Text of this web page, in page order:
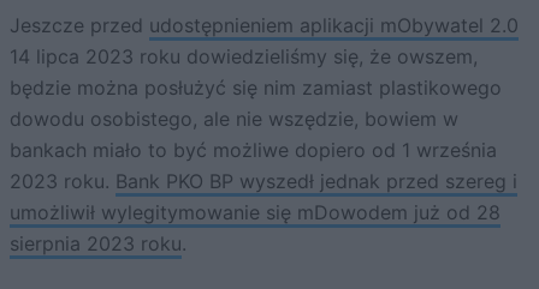
Jeszcze przed udostępnieniem aplikacji mObywatel 2.0
14 lipca 2023 roku dowiedzieliśmy się, że owszem,
będzie można posłużyć się nim zamiast plastikowego
dowodu osobistego, ale nie wszędzie, bowiem w
bankach miało to być możliwe dopiero od 1 września
2023 roku. Bank PKO BP wyszedł jednak przed szereg i
umożliwił wylegitymowanie się mDowodem już od 28
sierpnia 2023 roku.